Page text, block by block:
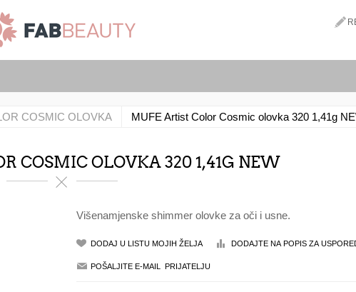
COSMIC OLOVKA MUFE Artist Color Cosmic olovka 320 1,41g
COSMIC OLOVKA 320 1,41G NEW
Višenamjenske shimmer olovke za oči i usne.